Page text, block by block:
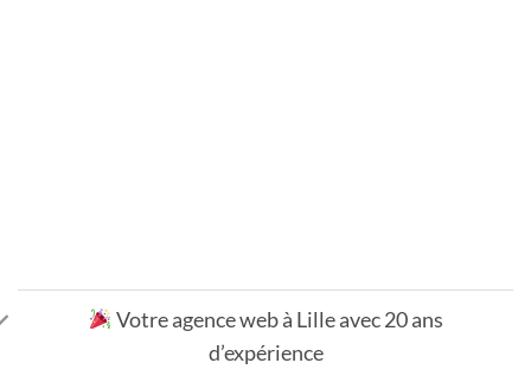
Votre agence web à Lille avec 20 ans
d’expérience